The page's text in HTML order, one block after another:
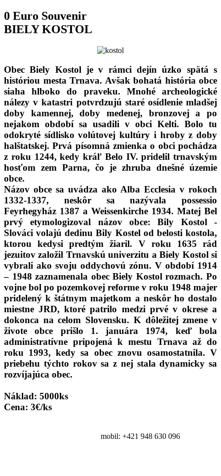
0 Euro Souvenir
BIELY KOSTOL
Obec Biely Kostol je v rámci dejín úzko spätá s
históriou mesta Trnava. Avšak bohatá história obce
siaha hlboko do praveku. Mnohé archeologické
nálezy v katastri potvrdzujú staré osídlenie mladšej
doby kamennej, doby medenej, bronzovej a po
nejakom období sa usadili v obci Kelti. Bolo tu
odokryté sídlisko volútovej kultúry i hroby z doby
halštatskej. Prvá písomná zmienka o obci pochádza
z roku 1244, kedy kráľ Belo IV. pridelil trnavským
hosťom zem Parna, čo je zhruba dnešné územie
obce.
Názov obce sa uvádza ako Alba Ecclesia v rokoch
1332-1337, neskôr sa nazývala possessio
Feyrhegyház 1387 a Weissenkirche 1934. Matej Bel
prvý etymologizoval názov obce: Bily Kostol -
Slováci volajú dedinu Bily Kostel od belosti kostola,
ktorou kedysi predtým žiaril. V roku 1635 rád
jezuitov založil Trnavskú univerzitu a Biely Kostol si
vybrali ako svoju oddychovú zónu. V období 1914
– 1948 zaznamenala obec Biely Kostol rozmach. Po
vojne bol po pozemkovej reforme v roku 1948 majer
pridelený k štátnym majetkom a neskôr ho dostalo
miestne JRD, ktoré patrilo medzi prvé v okrese a
dokonca na celom Slovensku. K dôležitej zmene v
živote obce prišlo 1. januára 1974, keď bola
administratívne pripojená k mestu Trnava až do
roku 1993, kedy sa obec znovu osamostatnila. V
priebehu týchto rokov sa z nej stala dynamicky sa
rozvíjajúca obec.
Náklad: 5000ks
Cena: 3€/ks
mobil: +421 948 630 096